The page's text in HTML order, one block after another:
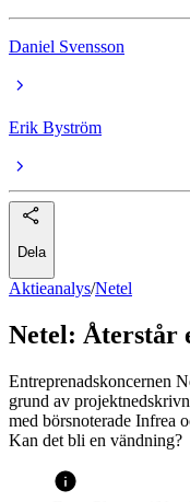
Daniel Svensson
Erik Byström
Dela
Aktieanalys/Netel
Netel: Återstår
Entreprenadskoncernen
grund av
med börsnoterade Infrea
Kan det bli en vändning?